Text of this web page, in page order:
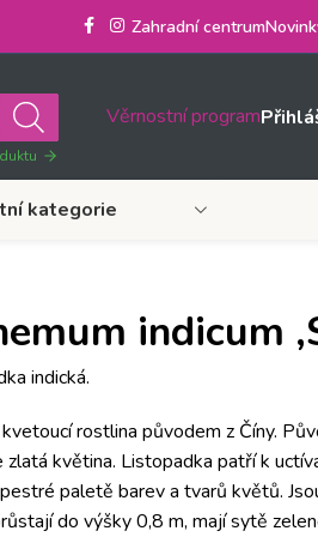
Zahradní centrum
Věrnostní program
kategorie
indicum
indická.
rostlina původem z Číny.
květina. Listopadka patří k
paletě barev a tvarů květů.
do výšky 0,8 m, mají sytě